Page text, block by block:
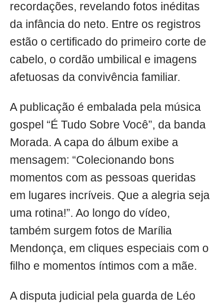
recordações, revelando fotos inéditas
da infância do neto. Entre os registros
estão o certificado do primeiro corte de
cabelo, o cordão umbilical e imagens
afetuosas da convivência familiar.
A publicação é embalada pela música
gospel “É Tudo Sobre Você”, da banda
Morada. A capa do álbum exibe a
mensagem: “Colecionando bons
momentos com as pessoas queridas
em lugares incríveis. Que a alegria seja
uma rotina!”. Ao longo do vídeo,
também surgem fotos de Marília
Mendonça, em cliques especiais com o
filho e momentos íntimos com a mãe.
A disputa judicial pela guarda de Léo